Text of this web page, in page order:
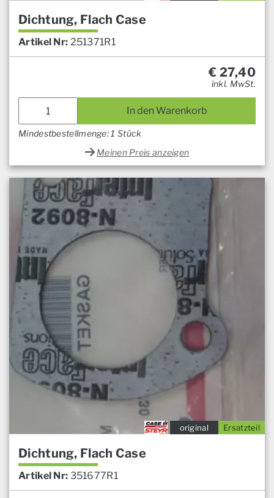
Dichtung, Flach Case
Artikel Nr: 251371R1
€ 27,40
inkl. MwSt.
In den Warenkorb
Mindestbestellmenge: 1 Stück
Meinen Preis anzeigen
Ersatzteil
original
Dichtung, Flach Case
Artikel Nr: 351677R1